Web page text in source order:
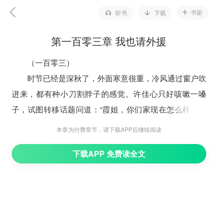
听书 下载 书架
第一百零三章 我也请外援
（一百零三）
时节已经是深秋了，外面寒意很重，冷风通过窗户吹
进来，都有种小刀割脖子的感觉。许佳心只好咳嗽一嗓
子，试图转移话题问道：“霞姐，你们家现在怎么样？老
王在干什么？”
地，早上在学校门口卖早餐——其实学校只要不放寒暑
本章为付费章节，请下载APP后继续阅读
下载APP 免费读全文